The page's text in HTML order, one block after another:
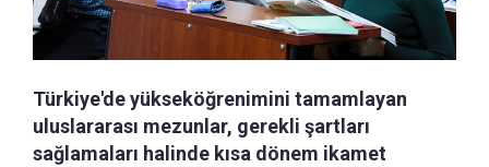
Türkiye'de yükseköğrenimini tamamlayan
uluslararası mezunlar, gerekli şartları
sağlamaları halinde kısa dönem ikamet